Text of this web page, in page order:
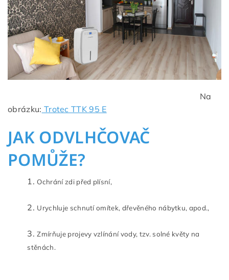
Na
obrázku: Trotec TTK 95 E
JAK ODVLHČOVAČ
POMŮŽE?
Ochrání zdi před plísní,
Urychluje schnutí omítek, dřevěného nábytku, apod.,
Zmírňuje projevy vzlínání vody, tzv. solné květy na
stěnách.